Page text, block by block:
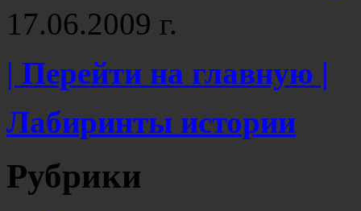
17.06.2009 г.
| Перейти на главную |
Лабиринты истории
Рубрики